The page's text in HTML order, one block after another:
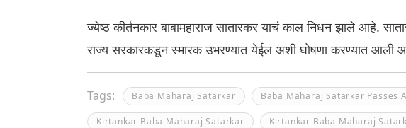
ज्येष्ठ कीर्तनकार बाबामहाराज सातारकर याचं काल निधन झाले आहे.
राज्य सरकारकडून स्मारक उभरण्यात येईल अशी घोषणा करण्यात आली
Tags: Baba Maharaj Satarkar Baba Maharaj Satarkar Passes
Kirtankar Baba Maharaj Satarkar Kirtankar Baba Maharaj